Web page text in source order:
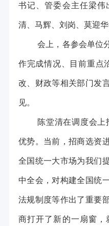
书记、管委会主任梁伟
清、马辉、刘岗、莫迎华
会上，各参会单位
作完成情况、目前重点
改、财政等相关部门发
见。
陈堂清在调度会
优势。当前，招商选资
全国统一大市场为我们
中全会，对构建全国统
法规制度等作出了重要
商打开了新的一扇窗